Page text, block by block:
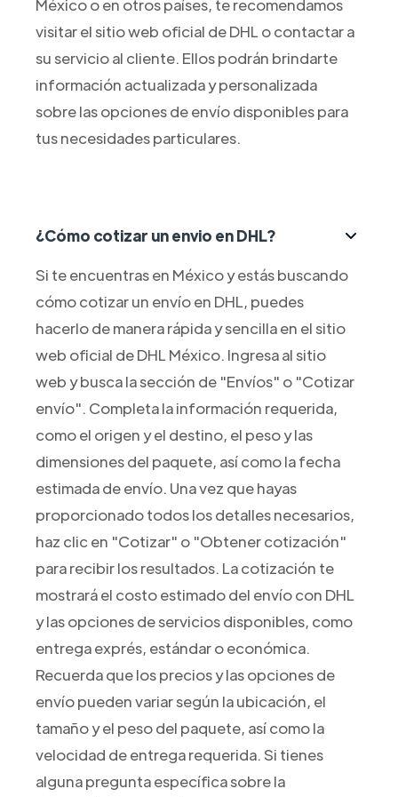
México o en otros países, te recomendamos
visitar el sitio web oficial de DHL o contactar a
su servicio al cliente. Ellos podrán brindarte
información actualizada y personalizada
sobre las opciones de envío disponibles para
tus necesidades particulares.
¿Cómo cotizar un envio en DHL?
Si te encuentras en México y estás buscando
cómo cotizar un envío en DHL, puedes
hacerlo de manera rápida y sencilla en el sitio
web oficial de DHL México. Ingresa al sitio
web y busca la sección de "Envíos" o "Cotizar
envío". Completa la información requerida,
como el origen y el destino, el peso y las
dimensiones del paquete, así como la fecha
estimada de envío. Una vez que hayas
proporcionado todos los detalles necesarios,
haz clic en "Cotizar" o "Obtener cotización"
para recibir los resultados. La cotización te
mostrará el costo estimado del envío con DHL
y las opciones de servicios disponibles, como
entrega exprés, estándar o económica.
Recuerda que los precios y las opciones de
envío pueden variar según la ubicación, el
tamaño y el peso del paquete, así como la
velocidad de entrega requerida. Si tienes
alguna pregunta específica sobre la